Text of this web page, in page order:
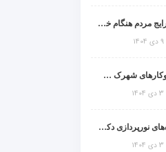
اشتباهات رایج مردم هنگام خرید دزدگیر منزل
چرا کسب‌وکارهای شهرک صنعتی چهاردانگه فوراً به طراحی سایت نیاز دارند؟
بهترین ایده‌های نورپردازی دکوراتیو با ال ای دی برای منزل، فروشگاه و دفتر کار